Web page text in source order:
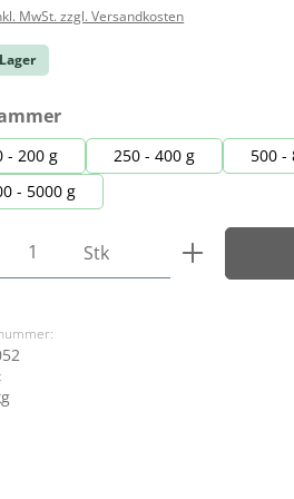
MwSt. zzgl. Versandkosten
auswählen
- 200 g 250 - 400 g 500 -
- 5000 g
Anzahl: Gib den
Stk